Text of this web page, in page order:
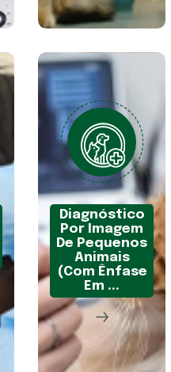
Diagnóstico
Por Imagem
De Pequenos
Animais
(Com Ênfase
Em ...